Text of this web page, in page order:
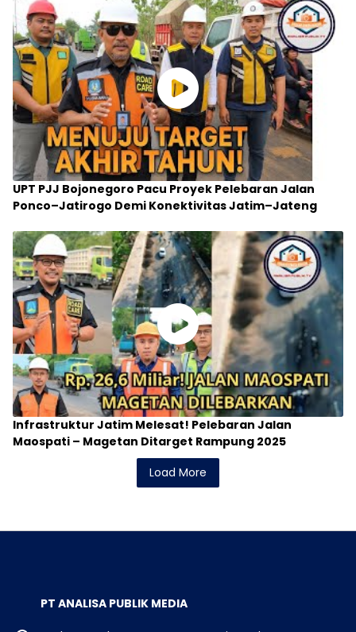
UPT PJJ Bojonegoro Pacu Proyek Pelebaran Jalan
Ponco–Jatirogo Demi Konektivitas Jatim–Jateng
Infrastruktur Jatim Melesat! Pelebaran Jalan
Maospati – Magetan Ditarget Rampung 2025
Load More
PT ANALISA PUBLIK MEDIA